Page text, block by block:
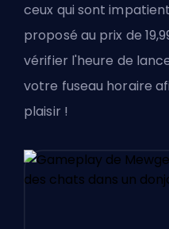
ceux qui sont
proposé au prix de
vérifier l'heure de
votre fuseau horaire
plaisir !